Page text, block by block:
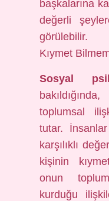
başkalarına
değerli
görülebilir.
Kıymet
Sosyal
toplumsal
tutar.
karşılıklı
kişinin
onun
kurduğu